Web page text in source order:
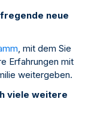
neue
, mit dem Sie
Erfahrungen mit
weitergeben.
viele weitere